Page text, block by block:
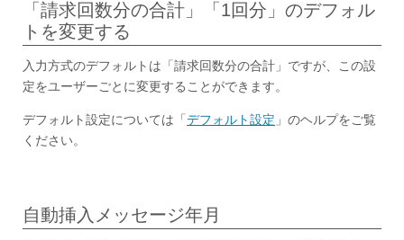
「請求回数分の合計」「1回分」のデフォル
トを変更する
入力方式のデフォルトは「請求回数分の合計」ですが、この設
定をユーザーごとに変更することができます。
デフォルト設定については「デフォルト設定 」のヘルプをご覧
ください。
自動挿入メッセージ年月